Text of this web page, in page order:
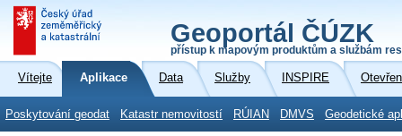
Geoportál ČÚZK
přístup k mapovým produktům a službám
Vítejte Aplikace Data Služby INSPIRE
Poskytování geodat Katastr nemovitostí RÚIAN DMVS Geodetické